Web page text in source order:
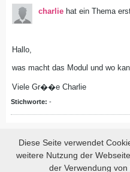
charlie hat ein Thema
Hallo,
was macht das Modul und wo
Viele Gr��e Charlie
Stichworte: -
Diese Seite verwendet
weitere Nutzung der
der Verwendung von